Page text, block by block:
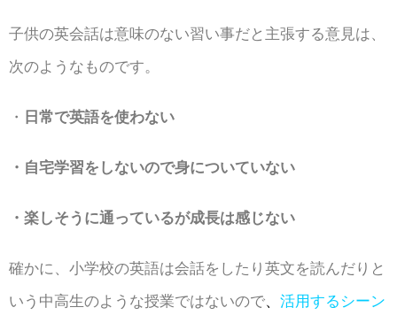
子供の英会話は意味のない習い事だと主張する意見は、
次のようなものです。
・ 日常で英語を使わない
・自宅学習をしないので身についていない
・楽しそうに通っているが成長は感じない
確かに、小学校の英語は会話をしたり英文を読んだりと
いう中高生のような授業ではないので、 活用するシーン